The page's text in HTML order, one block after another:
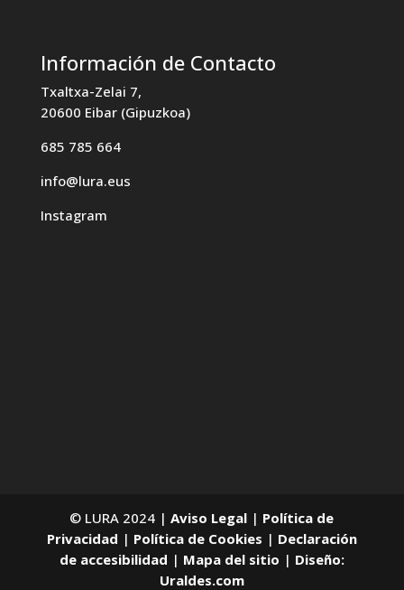
Información de Contacto
Txaltxa-Zelai 7,
20600 Eibar (Gipuzkoa)
685 785 664
info@lura.eus
Instagram
© LURA 2024 |Aviso Legal | Política de
Privacidad | Política de Cookies | Declaración
de accesibilidad | Mapa del sitio | Diseño:
Uraldes.com